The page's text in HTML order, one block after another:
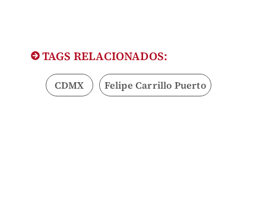
TAGS RELACIONADOS:
CDMX Felipe Carrillo Puerto